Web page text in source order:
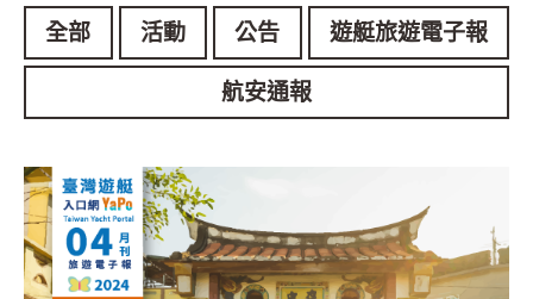
全部 活動 公告 遊艇旅遊電子報
航安通報